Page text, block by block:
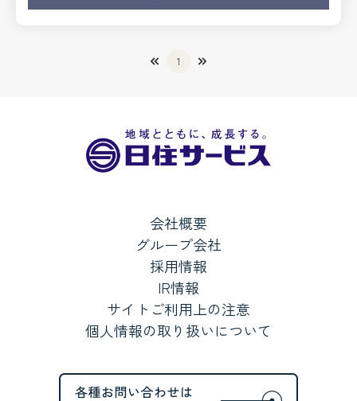
1
会社概要
グループ会社
採用情報
IR情報
サイトご利用上の注意
個人情報の取り扱いについて